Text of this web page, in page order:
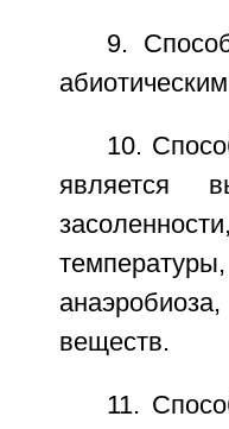
9.
10.
является
веществ.
11.